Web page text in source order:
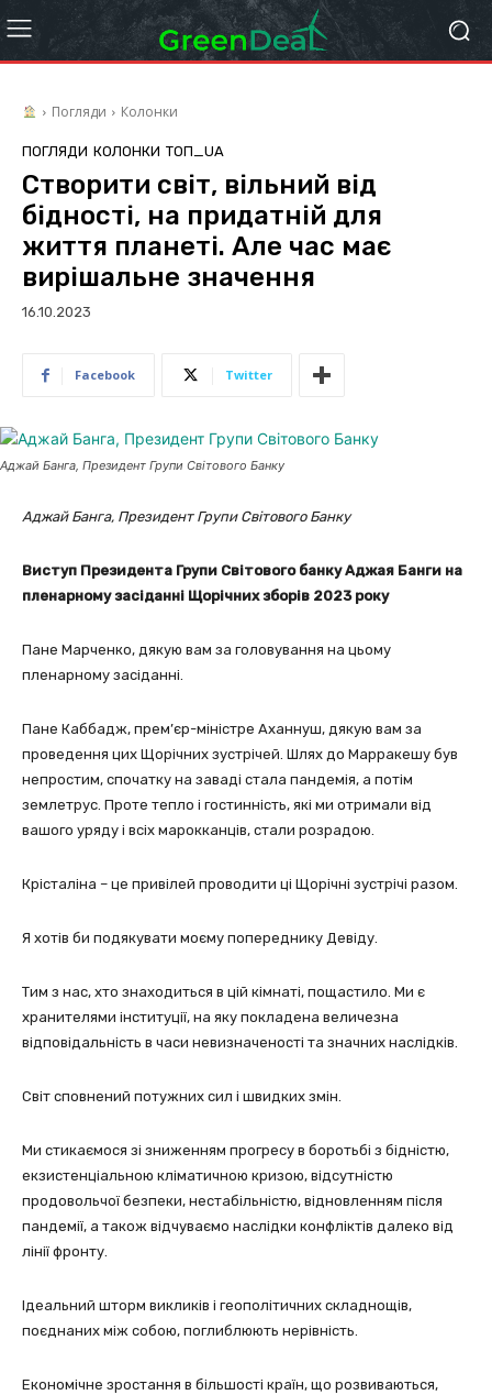
Погляди Колонки
ПОГЛЯДИ КОЛОНКИ ТОП_UA
Створити світ, вільний від
бідності, на придатній для
життя планеті. Але час має
вирішальне значення
16.10.2023
Facebook Twitter
Аджай Банга, Президент Групи Світового Банку
Аджай Банга, Президент Групи Світового Банку
Виступ Президента Групи Світового банку Аджая Банги на
пленарному засіданні Щорічних зборів 2023 року
Пане Марченко, дякую вам за головування на цьому
пленарному засіданні.
Пане Каббадж, прем’єр-міністре Аханнуш, дякую вам за
проведення цих Щорічних зустрічей. Шлях до Марракешу був
непростим, спочатку на заваді стала пандемія, а потім
землетрус. Проте тепло і гостинність, які ми отримали від
вашого уряду і всіх марокканців, стали розрадою.
Крісталіна – це привілей проводити ці Щорічні зустрічі разом.
Я хотів би подякувати моєму попереднику Девіду.
Тим з нас, хто знаходиться в цій кімнаті, пощастило. Ми є
хранителями інституції, на яку покладена величезна
відповідальність в часи невизначеності та значних наслідків.
Світ сповнений потужних сил і швидких змін.
Ми стикаємося зі зниженням прогресу в боротьбі з бідністю,
екзистенціальною кліматичною кризою, відсутністю
продовольчої безпеки, нестабільністю, відновленням після
пандемії, а також відчуваємо наслідки конфліктів далеко від
лінії фронту.
Ідеальний шторм викликів і геополітичних складнощів,
поєднаних між собою, поглиблюють нерівність.
Економічне зростання в більшості країн, що розвиваються,